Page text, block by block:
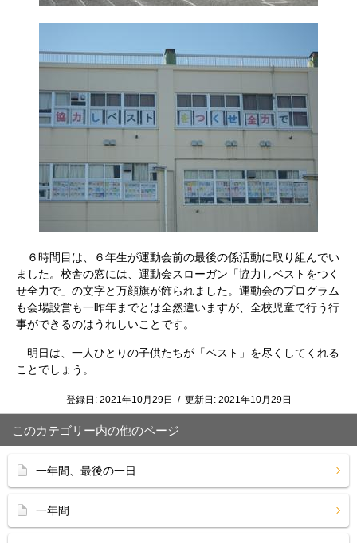
６時間目は、６年生が運動会前の最後の係活動に取り組んでい
ました。校舎の窓には、運動会スローガン「協力しベストをつく
せ全力で」の文字と万顔旗が飾られました。運動会のプログラム
も会場設営も一昨年までとは全然違いますが、全校児童で行う行
事ができるのはうれしいことです。
明日は、一人ひとりの子供たちが「ベスト」を尽くしてくれる
ことでしょう。
登録日: 2021年10月29日 / 更新日: 2021年10月29日
このカテゴリー内の他のページ
一年間、最後の一日
一年間